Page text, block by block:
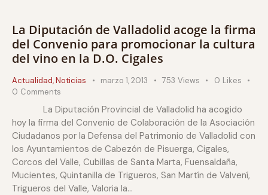
La Diputación de Valladolid acoge la firma
del Convenio para promocionar la cultura
del vino en la D.O. Cigales
Actualidad,Noticias marzo 1, 2013 753 Views 0 Likes
0 Comments
La Diputación Provincial de Valladolid ha acogido
hoy la firma del Convenio de Colaboración de la Asociación
Ciudadanos por la Defensa del Patrimonio de Valladolid con
los Ayuntamientos de Cabezón de Pisuerga, Cigales,
Corcos del Valle, Cubillas de Santa Marta, Fuensaldaña,
Mucientes, Quintanilla de Trigueros, San Martín de Valvení,
Trigueros del Valle, Valoria la…